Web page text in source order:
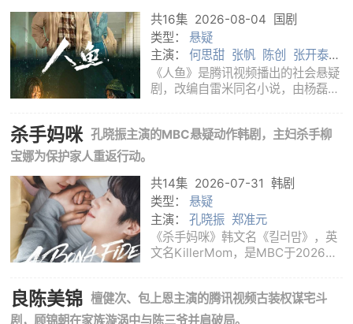
共16集 2026-08-04
国剧
类型： 悬疑
主演： 何思甜 张帆 陈创
张开泰
刘孜 黄杨钿甜 董勇
《人鱼》是腾讯视频播出的社会悬疑
剧，改编自雷米同名小说，由杨磊执
故事放在上世纪90年代的生活环境
杀手妈咪 孔晓振主演的MBC悬疑动作韩剧，主妇杀手柳
宝娜为保护家人重返行动。
共14集 2026-07-31 韩剧
类型： 悬疑
主演： 孔晓振 郑准元
《杀手妈咪》韩文名《킬러맘》，英
文名KillerMom，是MBC于2026年
事放进看似平静的家庭生活里：柳宝
娜白天是照顾家庭和孩子的普通已婚
良陈美锦 檀健次、包上恩主演的腾讯视频古装权谋宅斗
剧，顾锦朝在家族漩涡中与陈三爷并肩破局。